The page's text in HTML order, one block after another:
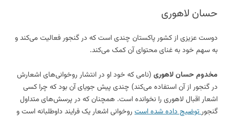
حسان لاهوری
دوست عزیزی از کشور پاکستان چندی است که در گنجور فعالیت می‌کند و
به سهم خود به غنای محتوای آن کمک می‌کند.
مخدوم حسان لاهوری (نامی که خود او در انتشار روخوانی‌های اشعارش
در گنجور از آن استفاده می‌کند) چندی پیش جویای آن بود که چرا کسی
اشعار اقبال لاهوری را نخوانده است. همچنان که در پرسش‌های متداول
گنجورتوضیح داده شده است روخوانی اشعار یک فرایند داوطلبانه است و